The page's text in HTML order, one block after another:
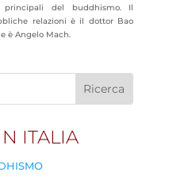
del buddhismo. Il
relazioni è il dottor Bao
è Angelo Mach.
ITALIA